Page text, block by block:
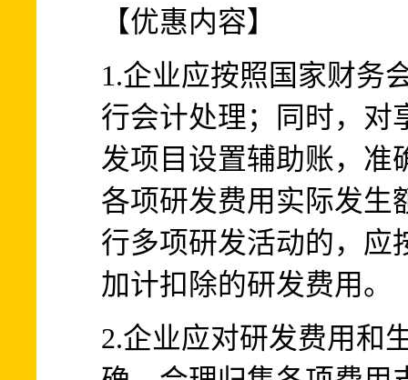
【优惠内容】
1.企业应按照国家财务
行会计处理；同时，对
发项目设置辅助账，准
各项研发费用实际发生
行多项研发活动的，应
加计扣除的研发费用。
2.企业应对研发费用和